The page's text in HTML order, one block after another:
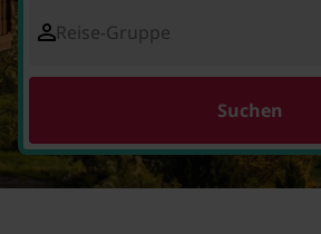
Reise-Gruppe
Suchen